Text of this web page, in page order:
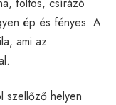
ép és fényes. A
ami az
szellőző helyen